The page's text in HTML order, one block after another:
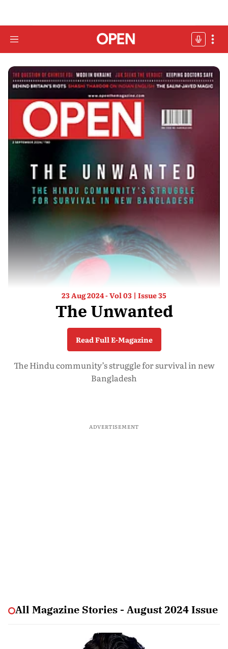
23 Aug 2024 - Vol 03 | Issue 35
The Unwanted
Read Full E-Magazine
The Hindu community’s struggle for survival in new
Bangladesh
ADVERTISEMENT
All Magazine Stories - August 2024 Issue